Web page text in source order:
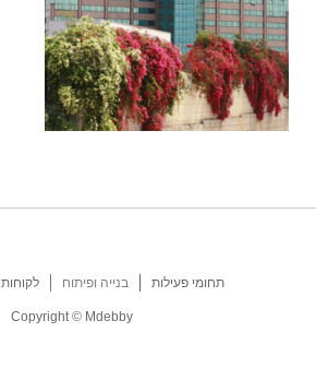
תחומי פעילות בנייה ופיתוח לקוחות
Copyright © Mdebby